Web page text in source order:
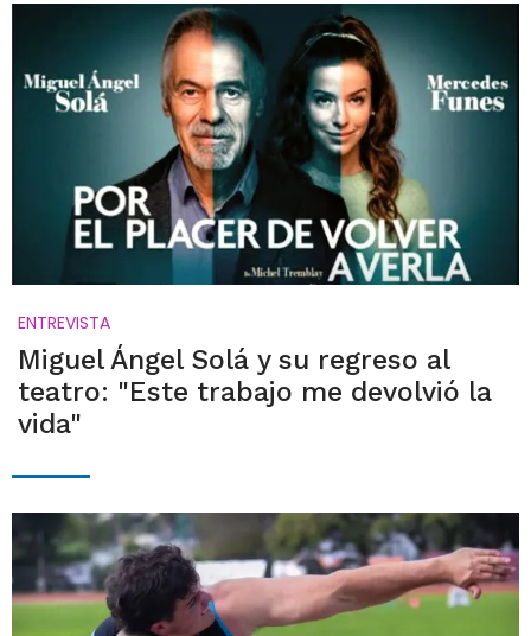
ENTREVISTA
Miguel Ángel Solá y su regreso al
teatro: "Este trabajo me devolvió la
vida"